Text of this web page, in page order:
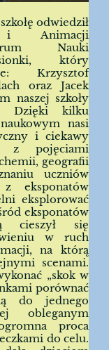
odwiedził
i Animacji
Nauki
który
Krzysztof
oraz Jacek
naszej szkoły
Dzięki kilku
nasi
i ciekawy
z pojęciami
geografii
uczniów
eksponatów
eksplorować
eksponatów
cieszył się
w ruch
na którą
scenami.
„skok w
porównać
do jednego
obleganym
proca
do celu.